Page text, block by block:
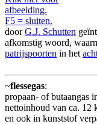
afbeelding.
F5 = sluiten.
doorG.J. Schutten
afkomstig woord,
patrijspoorten in het
~flessegas:
propaan- of butaangas
nettoinhoud van ca. 12
en ook in kunststof